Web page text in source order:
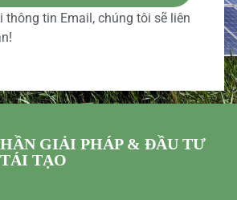
thông tin Email, chúng tôi sẽ liên
GIẢI PHÁP & ĐẦU TƯ
TẠO